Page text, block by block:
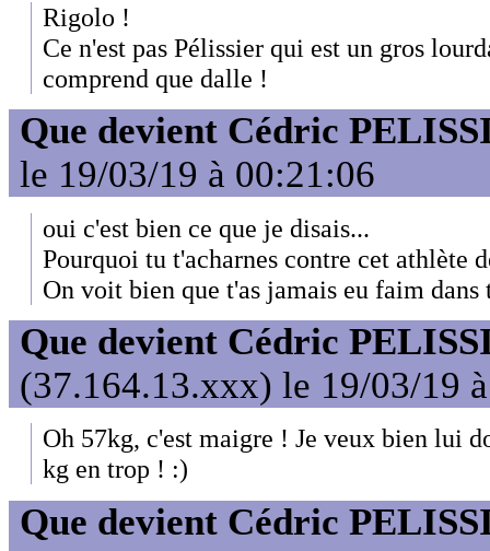
Rigolo !
Ce n'est pas Pélissier qui est un gros
comprend que dalle !
Que devient Cédric
le 19/03/19 à 00:21:06
oui c'est bien ce que je disais...
Pourquoi tu t'acharnes contre cet athlète
On voit bien que t'as jamais eu faim dans
Que devient Cédric
(37.164.13.xxx) le 19/03/19
Oh 57kg, c'est maigre ! Je veux bien lui
kg en trop ! :)
Que devient Cédric